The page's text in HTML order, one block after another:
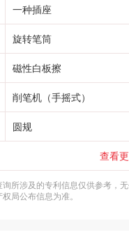
一种插座
旋转笔筒
磁性白板擦
削笔机（手摇式）
圆规
查看
所涉及的专利信息仅供参考，
局公布信息为准。